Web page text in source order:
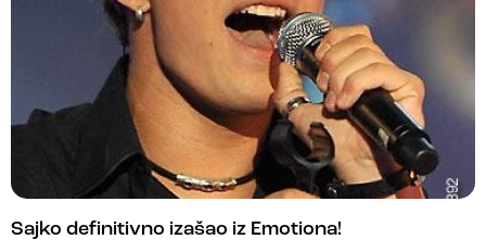
Sajko definitivno izašao iz Emotiona!